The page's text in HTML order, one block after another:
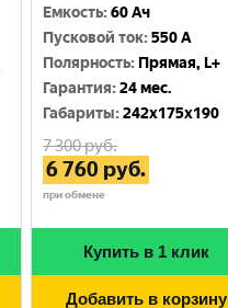
Емкость:60 Ач
Пусковой ток:550 A
Полярность: Прямая, L+
Гарантия:24 мес.
Габариты:242x175x190
7 300руб.
6 760 руб.
при обмене
Купить в 1 клик
Добавить в корзину